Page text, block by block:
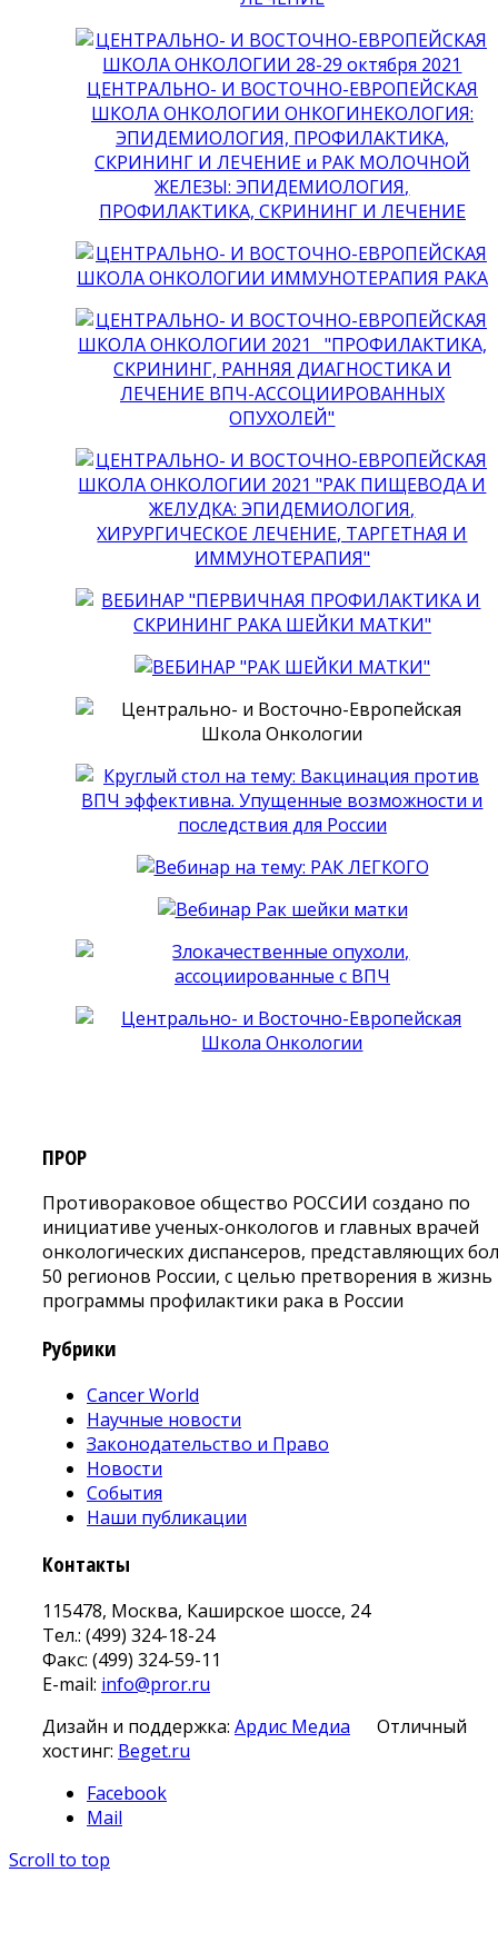
ПРОР
Противораковое общество РОССИИ создано по
инициативе ученых-онкологов и главных врачей
онкологических диспансеров, представляющих
50 регионов России, с целью претворения в жизнь
программы профилактики рака в России
Рубрики
Cancer World
Научные новости
Законодательство и Право
Новости
События
Наши публикации
Контакты
115478, Москва, Каширское шоссе, 24
Тел.: (499) 324-18-24
Факс: (499) 324-59-11
E-mail: info@pror.ru
Дизайн и поддержка: Ардис Медиа
Отличный
хостинг: Beget.ru
Facebook
Mail
Scroll to top